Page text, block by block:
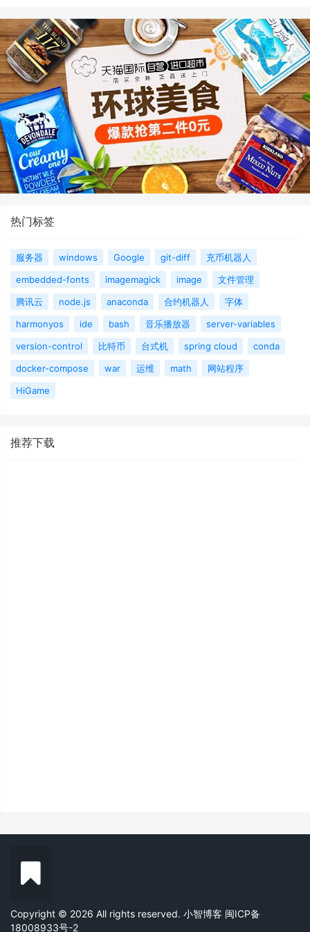
热门标签
服务器 windows Google git-diff
充币机器人
embedded-fonts
imagemagick image
文件管理
腾讯云
node.js anaconda 合约机器人
字体
harmonyos
ide bash 音乐播放器
server-variables
version-control
比特币 台式机 spring cloud
conda
docker-compose
war 运维 math
网站程序
HiGame
推荐下载
Copyright © 2026 All rights reserved. 小智博客 闽ICP备
18008933号-2